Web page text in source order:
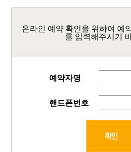
온라인 예약 확인을 위하여 예
를 입력해주시기
예약자명
핸드폰번호